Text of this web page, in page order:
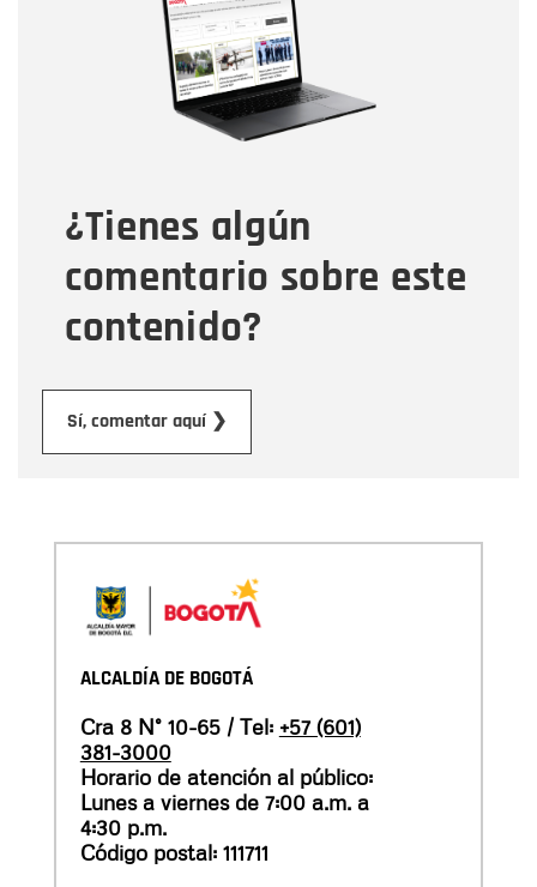
¿Tienes algún
comentario sobre este
contenido?
Sí, comentar aquí ❯
Correo electrónico
Tipo de comentario
Mensaje
ALCALDÍA DE BOGOTÁ
Cra 8 N° 10-65 / Tel: +57 (601)
381-3000
Horario de atención al público:
Lunes a viernes de 7:00 a.m. a
4:30 p.m.
Código postal: 111711